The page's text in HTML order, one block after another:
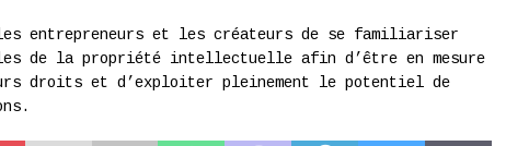
entrepreneurs et les créateurs de se familiariser
de la propriété intellectuelle afin d’être en mesure
droits et d’exploiter pleinement le potentiel de